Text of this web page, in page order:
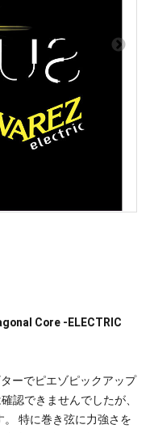
Core -ELECTRIC
ーでピエゾピックアップ
認できませんでしたが、
特に巻き弦に力強さを